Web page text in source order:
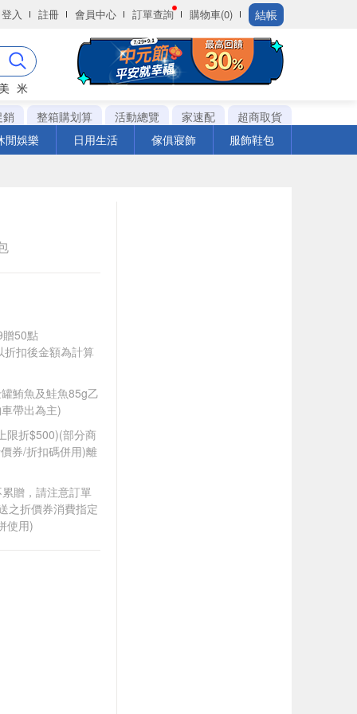
登入 註冊 會員中心 訂單查詢 購物車(0) 結帳
米
銷
整箱購划算 活動總覽 家速配
超商取貨
閒娛樂
日用生活 傢俱寢飾 服飾鞋包
50點
扣後金額為計算
鮪魚及鮭魚85g乙
帶出為主)
限折$500)(部分商
券/折扣碼併用)離
贈，請注意訂單
之折價券消費指定
使用)